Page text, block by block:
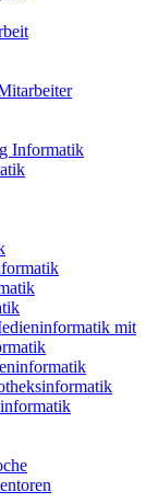
Informatik
mit